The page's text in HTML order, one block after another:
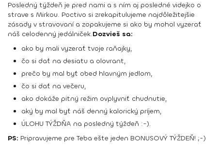
Posledný týždeň je pred nami a s ním aj posledné videjko o
strave s Mirkou. Poctivo si zrekapitulujeme najdôležitejšie
zásady v stravovaní a zopakujeme si ako by mohol vyzerať
náš celodenný jedálniček.Dozvieš sa:
ako by mali vyzerať tvoje raňajky,
čo si dať na desiatu a olovrant,
prečo by mal byť obed hlavným jedlom,
čo si dať na večeru,
ako dokáže pitný režim ovplyvniť chudnutie,
aký by mal byť náš denný kalorický príjem,
ÚLOHU TÝŽDŇA na posledný týždeň :-).
PS: Pripravujeme pre Teba ešte jeden BONUSOVÝ TÝŽDEŇ! ;-)